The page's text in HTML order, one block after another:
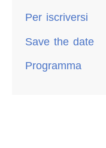
Per iscriversi
Save the date
Programma